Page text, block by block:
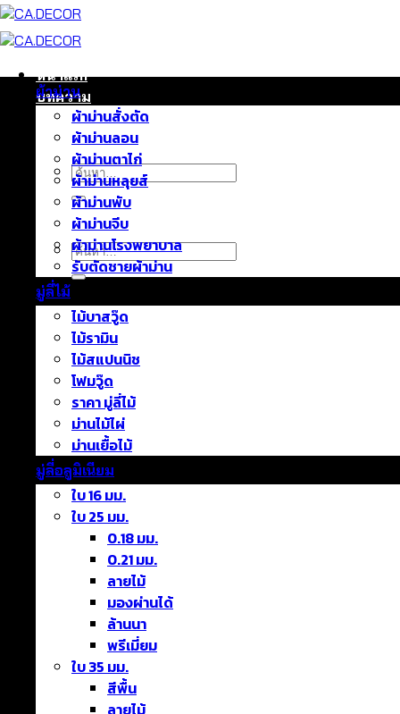
ข้าม
ยัง
หน้าแรก
บทความ
ติดต่อเรา
เกี่ยวกับเรา
ค้นหา:
ค้นหา:
ผ้าม่าน
ผ้าม่านสั่งตัด
ผ้าม่านลอน
ผ้าม่านตาไก่
ผ้าม่านหลุยส์
ผ้าม่านพับ
ผ้าม่านจีบ
ผ้าม่านโรงพยาบาล
รับตัดชายผ้าม่าน
มู่ลี่ไม้
ไม้บาสวู๊ด
ไม้รามิน
ไม้สแปนนิช
โฟมวู๊ด
ราคา มู่ลี่ไม้
ม่านไม้ไผ่
ม่านเยื้อไม้
มู่ลี่อลูมิเนียม
ใบ 16 มม.
ใบ 25 มม.
0.18 มม.
0.21 มม.
ลายไม้
มองผ่านได้
ล้านนา
พรีเมี่ยม
ใบ 35 มม.
สีพื้น
ลายไม้